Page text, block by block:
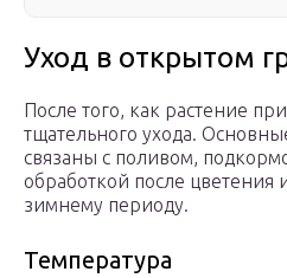
Уход в открытом
После того, как растение
тщательного ухода.
связаны с поливом,
обработкой после цветения
зимнему периоду.
Температура